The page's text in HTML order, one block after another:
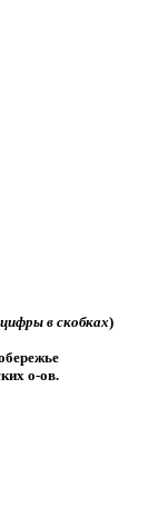
цифры в скобках)
о-ов.